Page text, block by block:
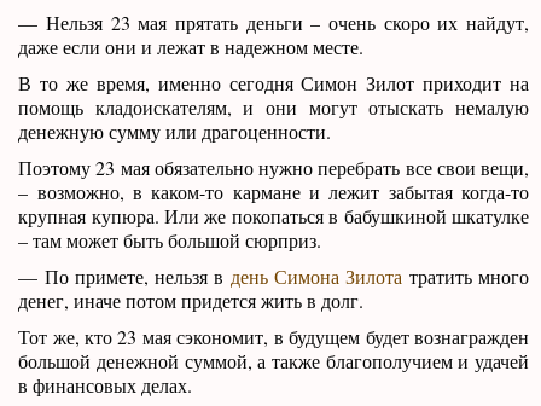
— Нельзя 23 мая прятать деньги – очень скоро их найдут,
даже если они и лежат в надежном месте.
В то же время, именно сегодня Симон Зилот приходит на
помощь кладоискателям, и они могут отыскать немалую
денежную сумму или драгоценности.
Поэтому 23 мая обязательно нужно перебрать все свои вещи,
– возможно, в каком-то кармане и лежит забытая когда-то
крупная купюра. Или же покопаться в бабушкиной шкатулке
– там может быть большой сюрприз.
— По примете, нельзя в день Симона Зилота тратить много
денег, иначе потом придется жить в долг.
Тот же, кто 23 мая сэкономит, в будущем будет вознагражден
большой денежной суммой, а также благополучием и удачей
в финансовых делах.